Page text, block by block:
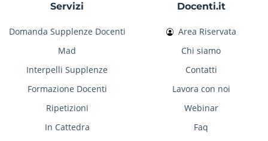
Servizi
Domanda Supplenze Docenti
Mad
Interpelli Supplenze
Formazione Docenti
Ripetizioni
In Cattedra
Docenti.it
Area Riservata
Chi siamo
Contatti
Lavora con noi
Webinar
Faq